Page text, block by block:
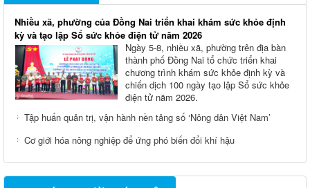
Nhiều xã, phường của Đồng Nai triển khai khám sức khỏe định
kỳ và tạo lập Sổ sức khỏe điện tử năm 2026
Ngày 5-8, nhiều xã, phường trên địa bàn
thành phố Đồng Nai tổ chức triển khai
chương trình khám sức khỏe định kỳ và
chiến dịch 100 ngày tạo lập Sổ sức khỏe
điện tử năm 2026.
Tập huấn quản trị, vận hành nền tảng số ‘Nông dân Việt Nam’
Cơ giới hóa nông nghiệp để ứng phó biến đổi khí hậu